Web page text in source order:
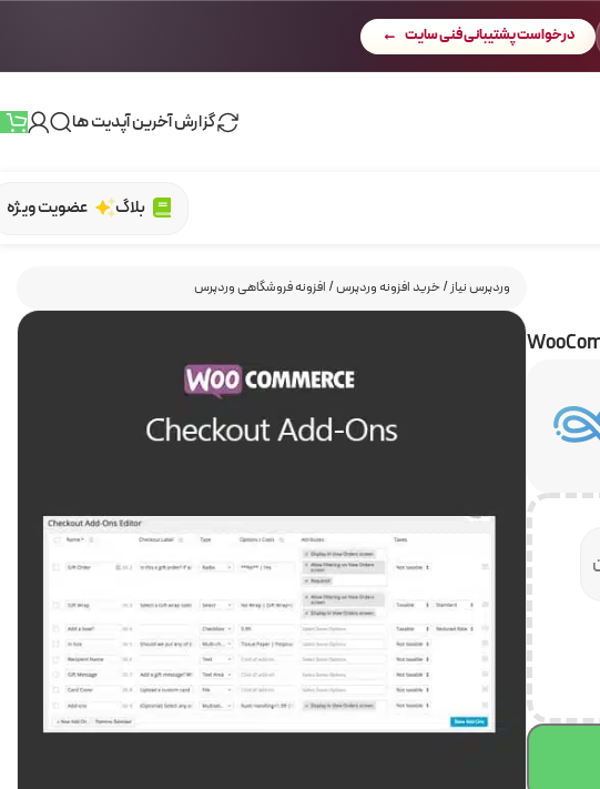
درخواست پشتیبانی فنی سایت
گزارش آخرین آپدیت ها
بلاگ عضویت ویژه
وردپرس نیاز/خرید افزونه وردپرس/ افزونه فروشگاهی وردپرس